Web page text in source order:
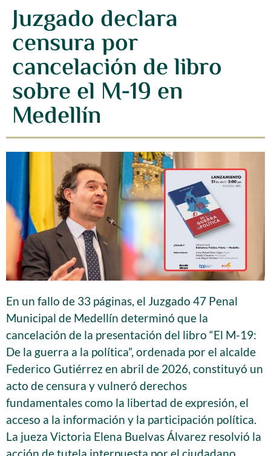
Juzgado declara
censura por
cancelación de libro
sobre el M-19 en
Medellín
En un fallo de 33 páginas, el Juzgado 47 Penal
Municipal de Medellín determinó que la
cancelación de la presentación del libro “El M-19:
De la guerra a la política”, ordenada por el alcalde
Federico Gutiérrez en abril de 2026, constituyó un
acto de censura y vulneró derechos
fundamentales como la libertad de expresión, el
acceso a la información y la participación política.
La jueza Victoria Elena Buelvas Álvarez resolvió la